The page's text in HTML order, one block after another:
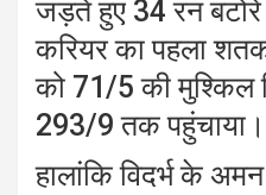
जड़ते हुए 34 रन
करियर का पहला
को 71/5 की मुश्किल
293/9 तक पहुंचाया।
हालांकि विदर्भ के